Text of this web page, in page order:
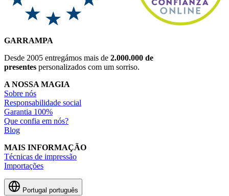
GARRAMPA
Desde 2005 entregámos mais de 2.000.000 de
presentes personalizados com um sorriso.
A NOSSA MAGIA
Sobre nós
Responsabilidade social
Garantia 100%
Que confia em nós?
Blog
MAIS INFORMAÇÃO
Técnicas de impressão
Importações
Portugal português